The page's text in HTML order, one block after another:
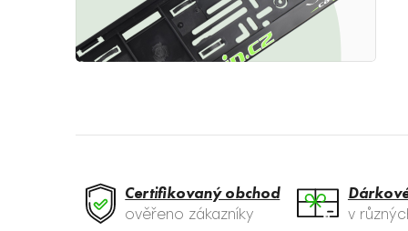
Certifikovaný obchod
ověřeno zákazníky v